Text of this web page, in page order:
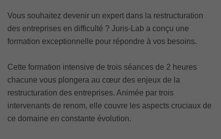
Vous souhaitez devenir un expert dans la restructuration
des entreprises en difficulté ? Juris-Lab a conçu une
formation exceptionnelle pour répondre à vos besoins.
Cette formation intensive de trois séances de 2 heures
chacune vous plongera au cœur des enjeux de la
restructuration des entreprises. Animée par trois
intervenants de renom, elle couvre les aspects cruciaux de
ce domaine en constante évolution.